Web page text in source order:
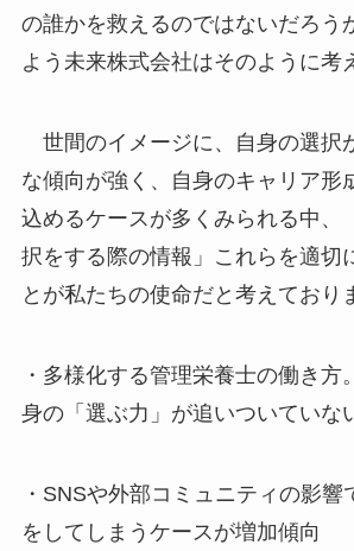
の誰かを救えるのではないだろう
よう未来株式会社はそのように考
世間のイメージに、自身の選択
な傾向が強く、自身のキャリア形
込めるケースが多くみられる中、
択をする際の情報」これらを適切
とが私たちの使命だと考えており
・多様化する管理栄養士の働き方
身の「選ぶ力」が追いついていな
・SNSや外部コミュニティの影響
をしてしまうケースが増加傾向